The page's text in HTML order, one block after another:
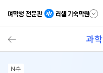
과학
N수